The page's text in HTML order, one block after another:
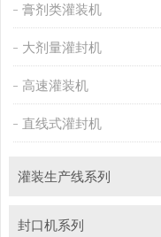
膏剂类灌装机
大剂量灌封机
高速灌装机
直线式灌封机
灌装生产线系列
封口机系列